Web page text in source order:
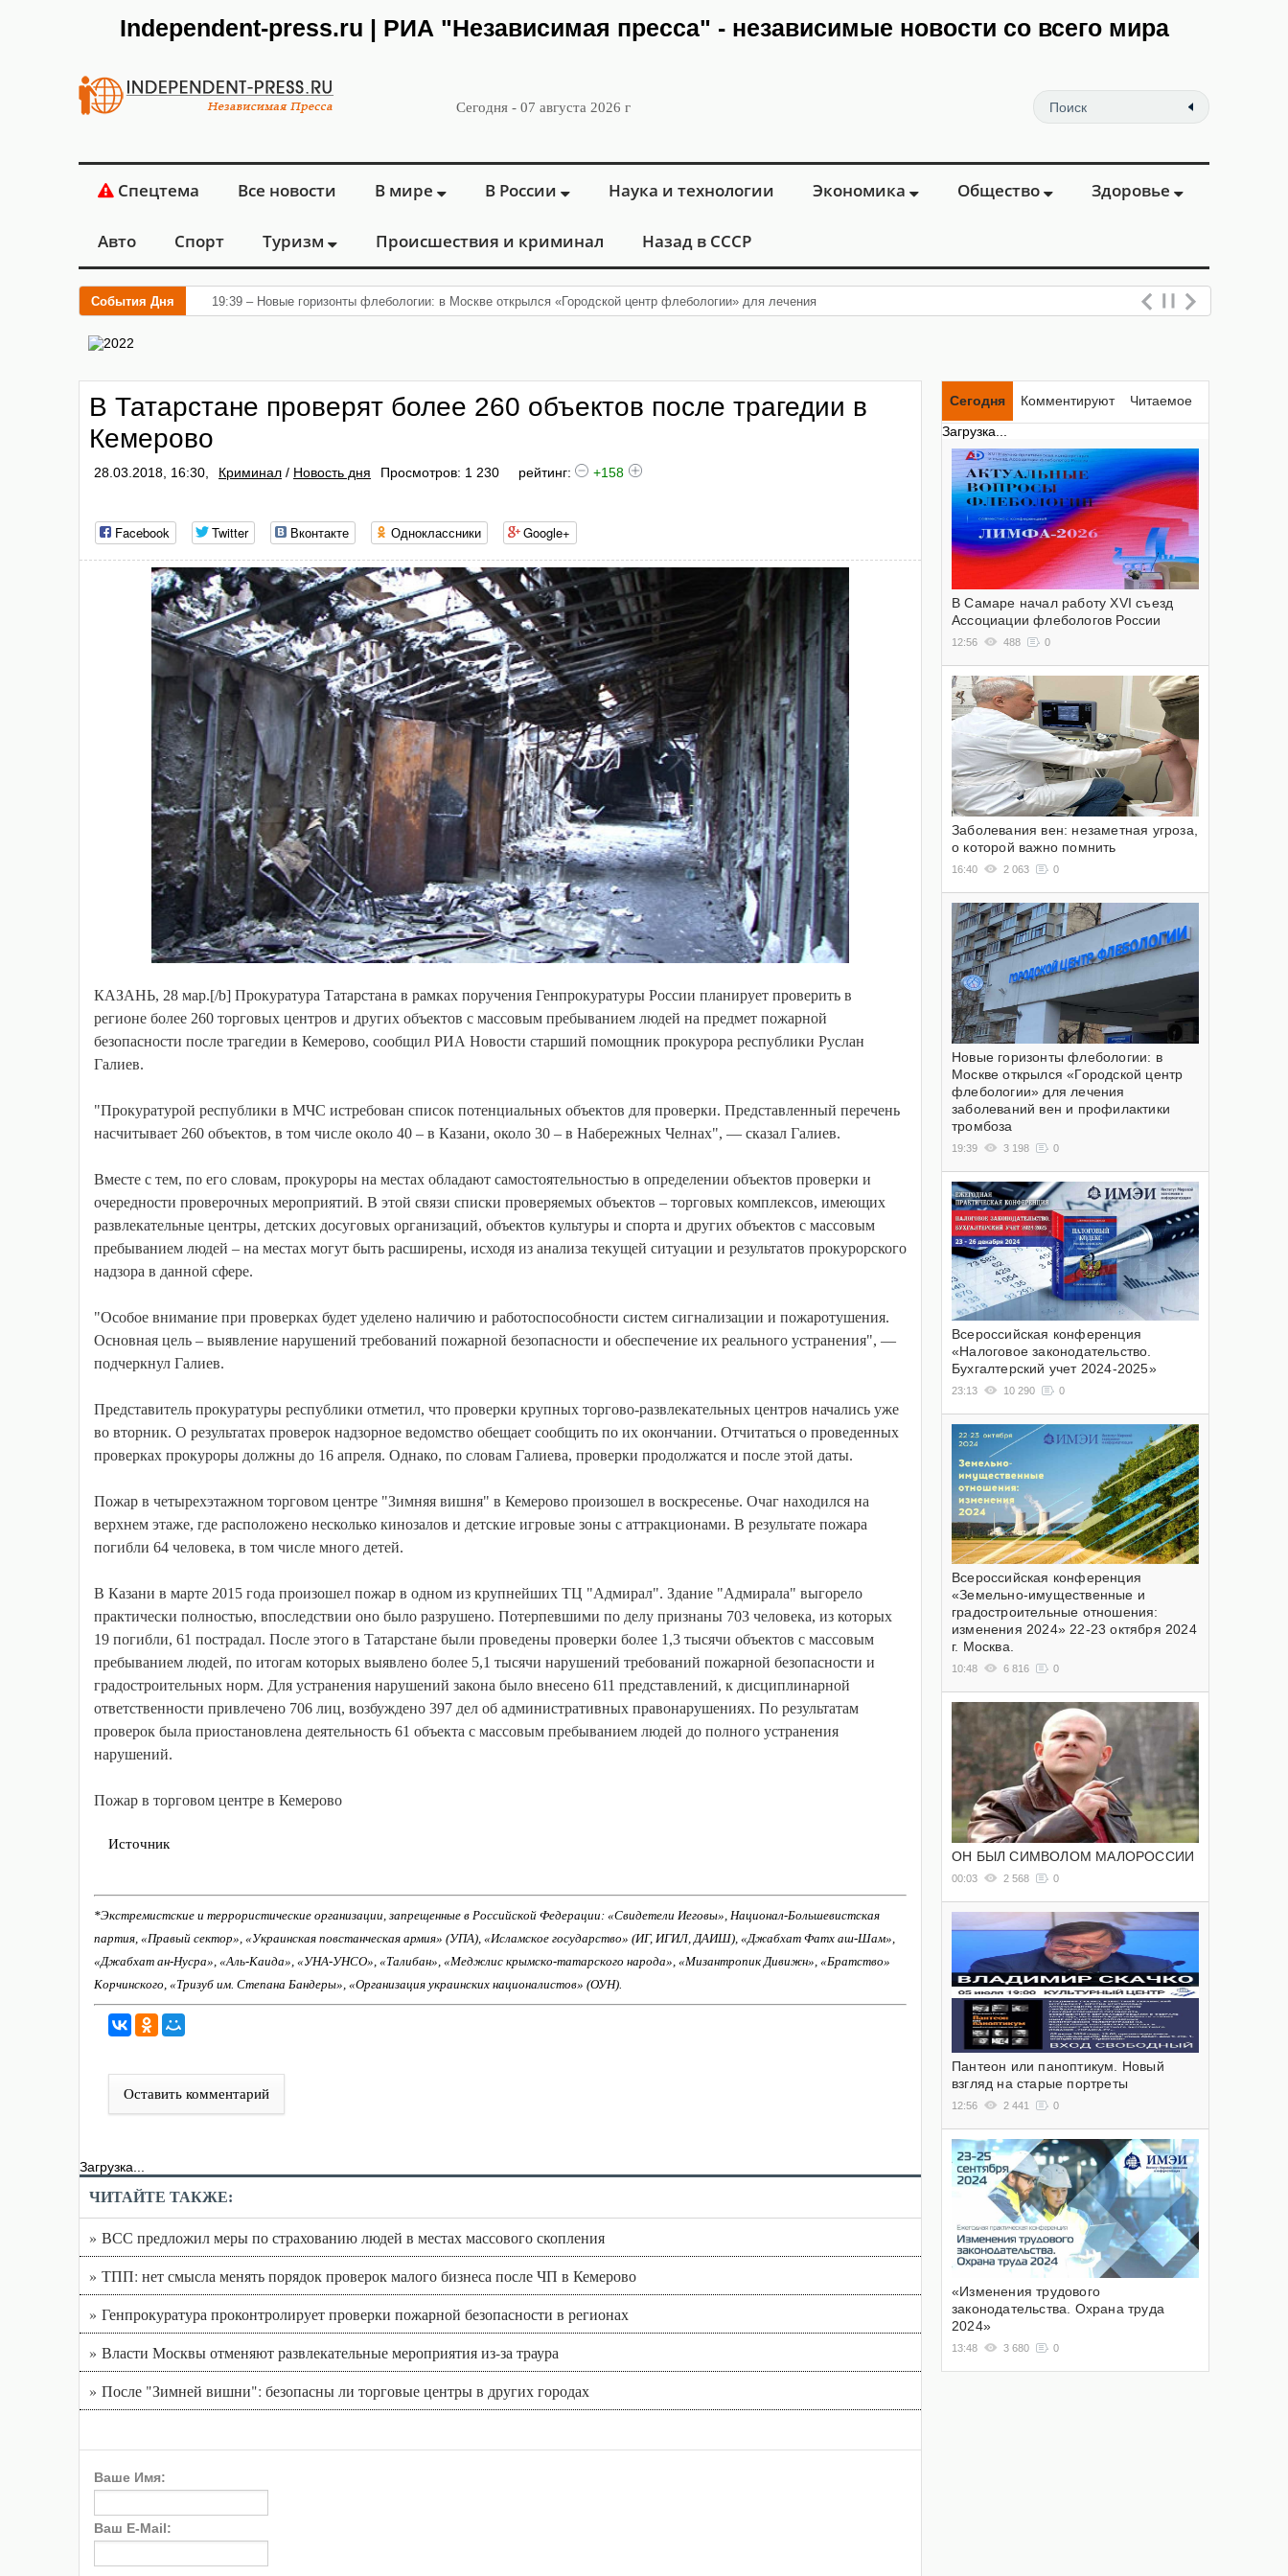
Independent-press.ru | РИА "Независимая пресса" - независимые новости со всего мира
Сегодня - 07 августа 2026 г
Спецтема Все новости В мире В России Наука и технологии Экономика Общество Здоровье
Авто Спорт Туризм Происшествия и криминал Назад в СССР
События Дня 19:39 – Новые горизонты флебологии: в Москве открылся «Городской центр флебологии» для лечения заболеваний вен и профилактики
В Татарстане проверят более 260 объектов после трагедии в
Кемерово
28.03.2018, 16:30, Криминал / Новость дня Просмотров: 1 230 рейтинг: +158
Facebook Twitter Вконтакте Одноклассники Google+
КАЗАНЬ, 28 мар.[/b] Прокуратура Татарстана в рамках поручения Генпрокуратуры России планирует проверить в
регионе более 260 торговых центров и других объектов с массовым пребыванием людей на предмет пожарной
безопасности после трагедии в Кемерово, сообщил РИА Новости старший помощник прокурора республики Руслан
Галиев.
"Прокуратурой республики в МЧС истребован список потенциальных объектов для проверки. Представленный перечень
насчитывает 260 объектов, в том числе около 40 – в Казани, около 30 – в Набережных Челнах", — сказал Галиев.
Вместе с тем, по его словам, прокуроры на местах обладают самостоятельностью в определении объектов проверки и
очередности проверочных мероприятий. В этой связи списки проверяемых объектов – торговых комплексов, имеющих
развлекательные центры, детских досуговых организаций, объектов культуры и спорта и других объектов с массовым
пребыванием людей – на местах могут быть расширены, исходя из анализа текущей ситуации и результатов прокурорского
надзора в данной сфере.
"Особое внимание при проверках будет уделено наличию и работоспособности систем сигнализации и пожаротушения.
Основная цель – выявление нарушений требований пожарной безопасности и обеспечение их реального устранения", —
подчеркнул Галиев.
Представитель прокуратуры республики отметил, что проверки крупных торгово-развлекательных центров начались уже
во вторник. О результатах проверок надзорное ведомство обещает сообщить по их окончании. Отчитаться о проведенных
проверках прокуроры должны до 16 апреля. Однако, по словам Галиева, проверки продолжатся и после этой даты.
Пожар в четырехэтажном торговом центре "Зимняя вишня" в Кемерово произошел в воскресенье. Очаг находился на
верхнем этаже, где расположено несколько кинозалов и детские игровые зоны с аттракционами. В результате пожара
погибли 64 человека, в том числе много детей.
В Казани в марте 2015 года произошел пожар в одном из крупнейших ТЦ "Адмирал". Здание "Адмирала" выгорело
практически полностью, впоследствии оно было разрушено. Потерпевшими по делу признаны 703 человека, из которых
19 погибли, 61 пострадал. После этого в Татарстане были проведены проверки более 1,3 тысячи объектов с массовым
пребыванием людей, по итогам которых выявлено более 5,1 тысячи нарушений требований пожарной безопасности и
градостроительных норм. Для устранения нарушений закона было внесено 611 представлений, к дисциплинарной
ответственности привлечено 706 лиц, возбуждено 397 дел об административных правонарушениях. По результатам
проверок была приостановлена деятельность 61 объекта с массовым пребыванием людей до полного устранения
нарушений.
Пожар в торговом центре в Кемерово
Источник
*Экстремистские и террористические организации, запрещенные в Российской Федерации: «Свидетели Иеговы», Национал-Большевистская
партия, «Правый сектор», «Украинская повстанческая армия» (УПА), «Исламское государство» (ИГ, ИГИЛ, ДАИШ), «Джабхат Фатх аш-Шам»,
«Джабхат ан-Нусра», «Аль-Каида», «УНА-УНСО», «Талибан», «Меджлис крымско-татарского народа», «Мизантропик Дивижн», «Братство»
Корчинского, «Тризуб им. Степана Бандеры», «Организация украинских националистов» (ОУН).
Оставить комментарий
Загрузка...
ЧИТАЙТЕ ТАКЖЕ:
» ВСС предложил меры по страхованию людей в местах массового скопления
» ТПП: нет смысла менять порядок проверок малого бизнеса после ЧП в Кемерово
» Генпрокуратура проконтролирует проверки пожарной безопасности в регионах
» Власти Москвы отменяют развлекательные мероприятия из-за траура
» После "Зимней вишни": безопасны ли торговые центры в других городах
Ваше Имя:
Ваш E-Mail:
Сегодня Комментируют
Читаемое
Загрузка...
В Самаре начал работу XVI съезд
Ассоциации флебологов России
12:56 488 0
Заболевания вен: незаметная угроза,
о которой важно помнить
16:40 2 063 0
Новые горизонты флебологии: в
Москве открылся «Городской центр
флебологии» для лечения
заболеваний вен и профилактики
тромбоза
19:39 3 198 0
Всероссийская конференция
«Налоговое законодательство.
Бухгалтерский учет 2024-2025»
23:13 10 290 0
Всероссийская конференция
«Земельно-имущественные и
градостроительные отношения:
изменения 2024» 22-23 октября 2024
г. Москва.
10:48 6 816 0
ОН БЫЛ СИМВОЛОМ МАЛОРОССИИ
00:03 2 568 0
Пантеон или паноптикум. Новый
взгляд на старые портреты
12:56 2 441 0
«Изменения трудового
законодательства. Охрана труда
2024»
13:48 3 680 0